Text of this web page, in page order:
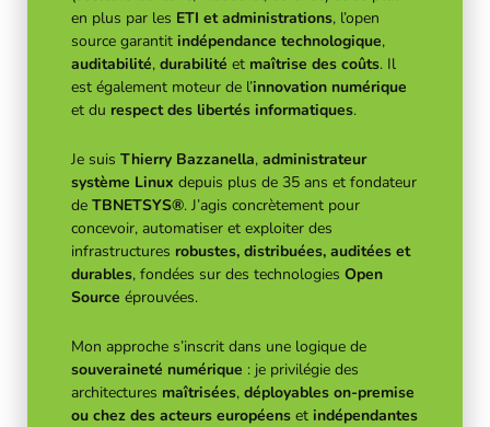
en plus par les ETI et administrations, l’open
source garantit indépendance technologique,
auditabilité, durabilité et maîtrise des coûts. Il
est également moteur de l’innovation numérique
et du respect des libertés informatiques.
Je suis Thierry Bazzanella, administrateur
système Linux depuis plus de 35 ans et fondateur
de TBNETSYS®. J’agis concrètement pour
concevoir, automatiser et exploiter des
infrastructures robustes, distribuées, auditées et
durables, fondées sur des technologies Open
Source éprouvées.
Mon approche s’inscrit dans une logique de
souveraineté numérique : je privilégie des
architectures maîtrisées, déployables on-premise
ou chez des acteurs européens et indépendantes